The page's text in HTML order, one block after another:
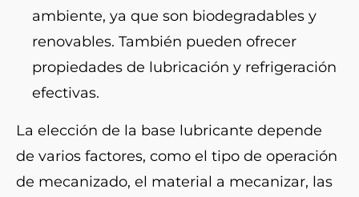
ambiente, ya que son biodegradables y
renovables. También pueden ofrecer
propiedades de lubricación y refrigeración
efectivas.
La elección de la base lubricante depende
de varios factores, como el tipo de operación
de mecanizado, el material a mecanizar, las